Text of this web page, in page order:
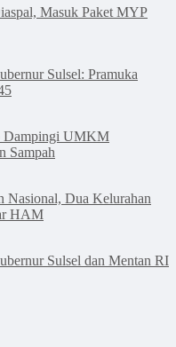
Masuk Paket MYP
Sulsel: Pramuka
Dampingi UMKM
Sampah
Nasional, Dua Kelurahan
HAM
Sulsel dan Mentan RI